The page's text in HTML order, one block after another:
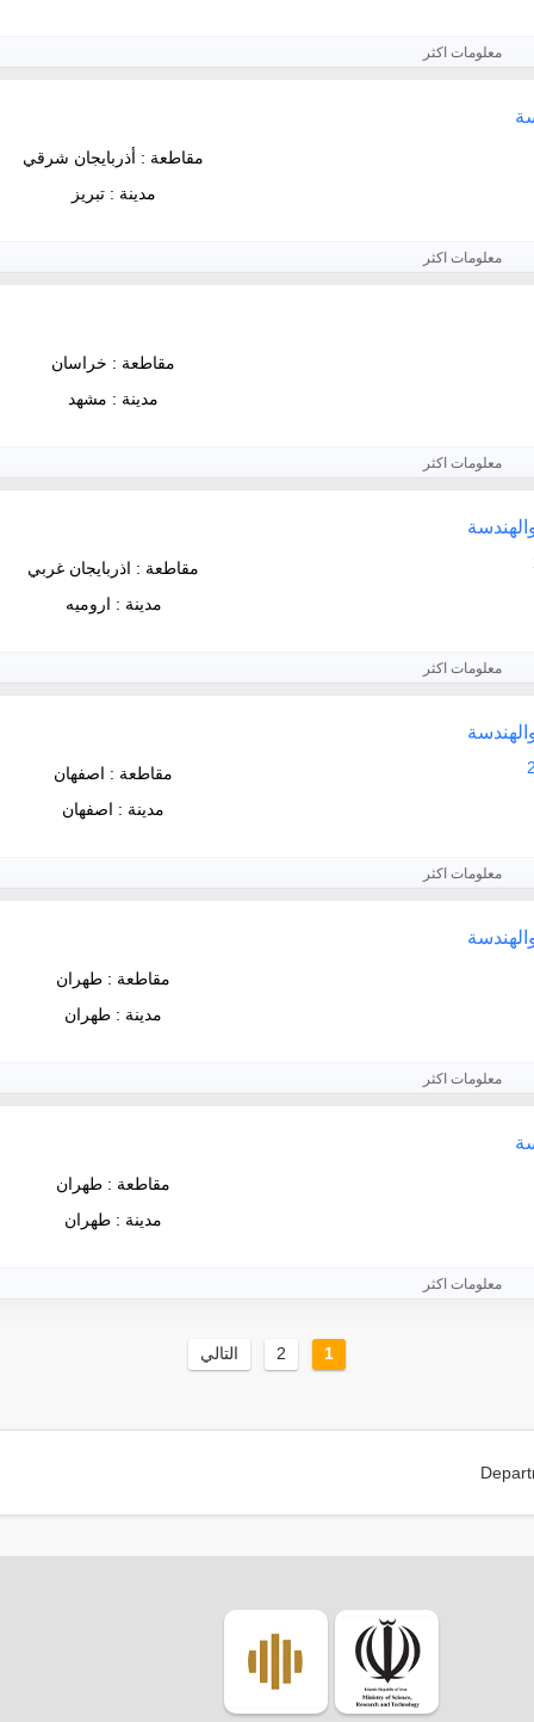
معلومات اكثر
مقاطعة : أذربايجان شرقي
مدينة : تبريز
معلومات اكثر
مقاطعة : خراسان
مدينة : مشهد
معلومات اكثر
مقاطعة : اذربايجان غربي
مدينة : اروميه
معلومات اكثر
مقاطعة : اصفهان
مدينة : اصفهان
معلومات اكثر
مقاطعة : طهران
مدينة : طهران
معلومات اكثر
مقاطعة : طهران
مدينة : طهران
معلومات اكثر
1
2 التالي